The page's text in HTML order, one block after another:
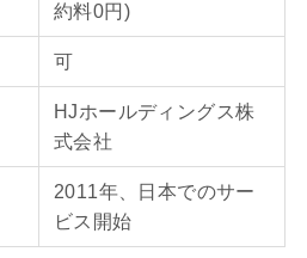
約料0円)
可
HJホールディングス株
式会社
2011年、日本でのサー
ビス開始